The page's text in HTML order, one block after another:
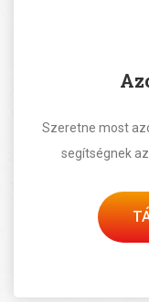
Szeretne most
segítségnek